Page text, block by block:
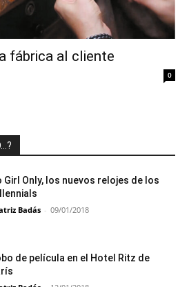
fábrica al cliente
0
Girl Only, los nuevos relojes de los
Badás - 09/01/2018
de película en el Hotel Ritz de